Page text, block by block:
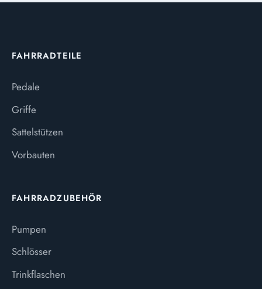
FAHRRADTEILE
Pedale
Griffe
Sattelstützen
Vorbauten
FAHRRADZUBEHÖR
Pumpen
Schlösser
Trinkflaschen